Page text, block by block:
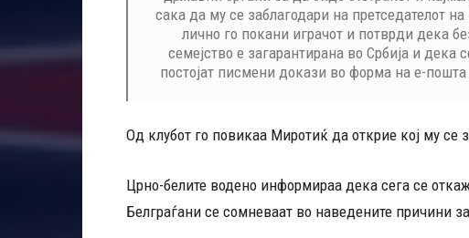
сака да му се заблагодари на претседателот
лично го покани играчот и потврди дека
семејство е загарантирана во Србија и дека
постојат писмени докази во форма на е-
Од клубот го повикаа Миротиќ да открие кој му се
Црно-белите водено информираа дека сега се
Белграѓани се сомневаат во наведените причини